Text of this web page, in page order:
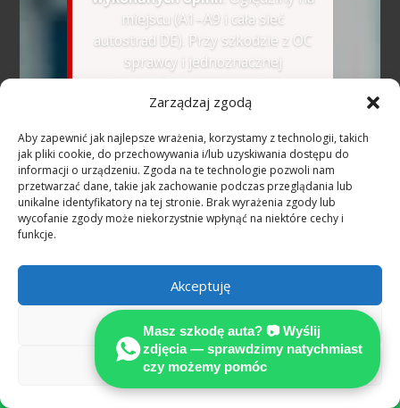
Zarządzaj zgodą
Aby zapewnić jak najlepsze wrażenia, korzystamy z technologii, takich
jak pliki cookie, do przechowywania i/lub uzyskiwania dostępu do
informacji o urządzeniu. Zgoda na te technologie pozwoli nam
przetwarzać dane, takie jak zachowanie podczas przeglądania lub
unikalne identyfikatory na tej stronie. Brak wyrażenia zgody lub
wycofanie zgody może niekorzystnie wpłynąć na niektóre cechy i
funkcje.
Akceptuję
Odmów
Zobacz preferencje
miejscu (A1–A9 i cała sieć
autostrad DE). Przy szkodzie z OC
sprawcy i jednoznacznej
koszty rzeczoznawcy co do zasady
(§ 249 BGB).
🇺🇦Розмовляємо українською
— WhatsApp українською
📷 Wyślij zdjęcia na
WhatsApp — bezpłatna
wstępna ocena
Niezależna ekspertyza techniczna ujawnia
pełny zakres szkody według standardów M.

Masz szkodę auta? 📷 Wyślij
zdjęcia — sprawdzimy natychmiast
czy możemy pomóc